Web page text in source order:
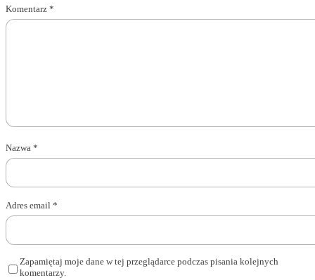
Komentarz *
Nazwa *
Adres email *
Zapamiętaj moje dane w tej przeglądarce podczas pisania kolejnych
komentarzy.